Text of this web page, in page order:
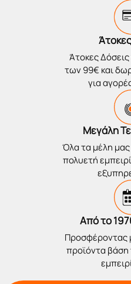
Άτοκες
των 99€ και
για
Μεγάλη
Όλα τα μέλη μας
πολυετή
Από το
Προσφέροντας
προϊόντα